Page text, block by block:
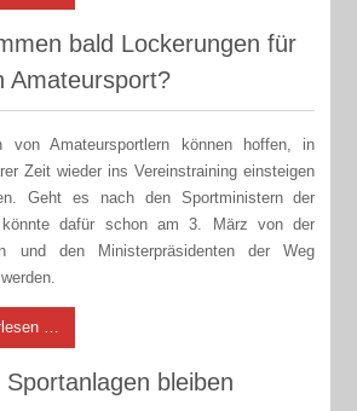
bald Lockerungen für
Amateursport?
von Amateursportlern können hoffen, in
Zeit wieder ins Vereinstraining einsteigen
Geht es nach den Sportministern der
könnte dafür schon am 3. März von der
und den Ministerpräsidenten der Weg
…
Sportanlagen bleiben